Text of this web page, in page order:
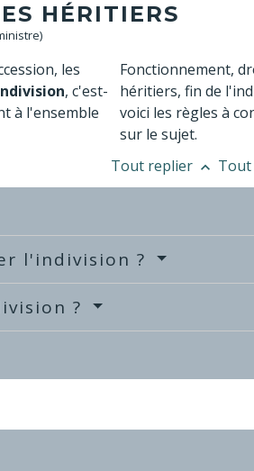
HÉRITIERS
les
, c'est-
à l'ensemble
Fonctionnement,
héritiers, fin de
voici les règles à
sur le sujet.
Tout replier keyboard_arrow_up
l'indivision ?
?